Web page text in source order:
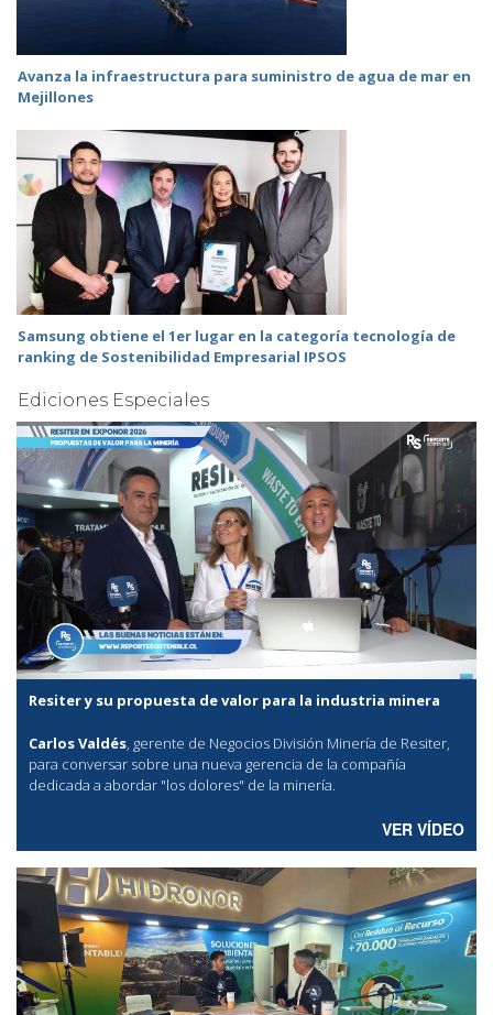
Avanza la infraestructura para suministro de agua de mar en
Mejillones
Samsung obtiene el 1er lugar en la categoría tecnología de
ranking de Sostenibilidad Empresarial IPSOS
Ediciones Especiales
Resiter y su propuesta de valor para la industria minera
Carlos Valdés, gerente de Negocios División Minería de Resiter,
para conversar sobre una nueva gerencia de la compañía
dedicada a abordar "los dolores" de la minería.
VER VÍDEO